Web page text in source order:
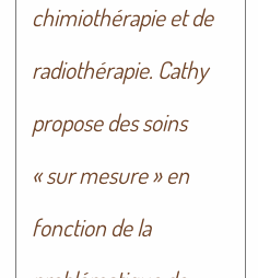
chimiothérapie et de
radiothérapie. Cathy
propose des soins
« sur mesure » en
fonction de la